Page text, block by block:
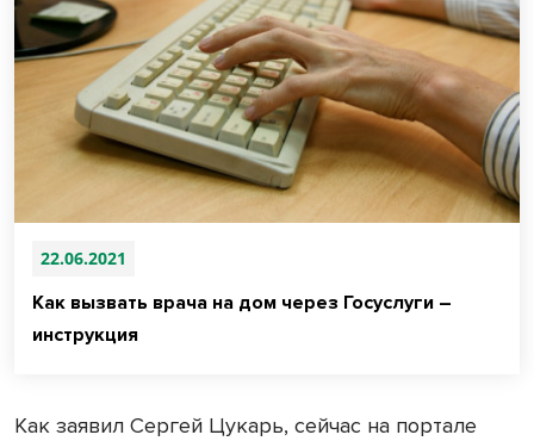
22.06.2021
Как вызвать врача на дом через Госуслуги –
инструкция
Как заявил Сергей Цукарь, сейчас на портале